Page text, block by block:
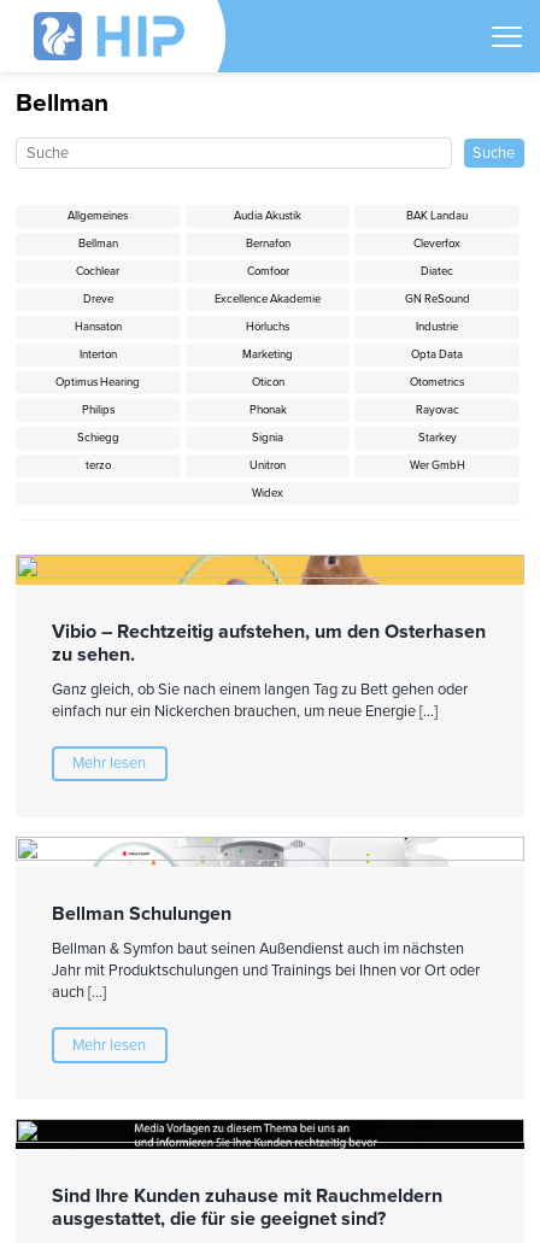
Bellman
Vibio – Rechtzeitig aufstehen, um den Osterhasen
zu sehen.
Ganz gleich, ob Sie nach einem langen Tag zu Bett gehen oder
einfach nur ein Nickerchen brauchen, um neue Energie […]
Mehr lesen
Bellman Schulungen
Bellman & Symfon baut seinen Außendienst auch im nächsten
Jahr mit Produktschulungen und Trainings bei Ihnen vor Ort oder
auch […]
Mehr lesen
Sind Ihre Kunden zuhause mit Rauchmeldern
ausgestattet, die für sie geeignet sind?
Allgemeines Audia Akustik
BAK Landau
Bellman
Bernafon
Cleverfox
Cochlear
Comfoor
Diatec
Dreve
Excellence Akademie
GN ReSound
Hansaton
Hörluchs
Industrie
Interton
Marketing
Opta Data
Optimus Hearing
Oticon
Otometrics
Philips
Phonak
Rayovac
Schiegg
Signia
Starkey
terzo
Unitron
Wer GmbH
Widex